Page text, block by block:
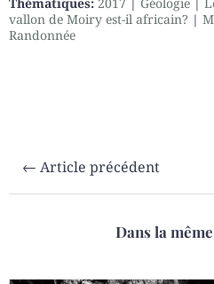
Thématiques: 2017 Géologie
vallon de Moiry est-il africain? |
Randonnée
← Article précédent
Dans la